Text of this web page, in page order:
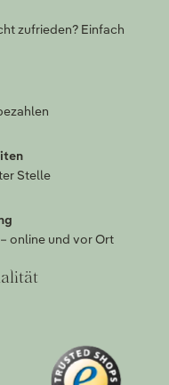
zufrieden? Einfach
Stelle
online und vor Ort